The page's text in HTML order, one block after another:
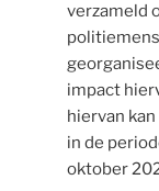
verzameld
impact
hiervan
in de
oktober